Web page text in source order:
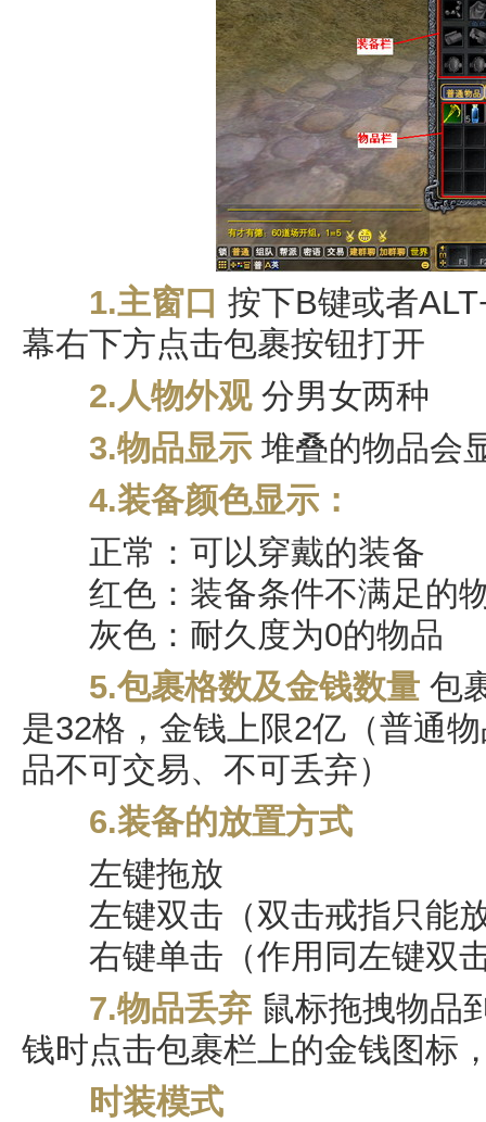
1.主窗口 按下B键或者
幕右下方点击包裹按钮打开
2.人物外观分男女两种
3.物品显示 堆叠的物品会
4.装备颜色显示：
正常：可以穿戴的装备
红色：装备条件不满足的
灰色：耐久度为0的物品
5.包裹格数及金钱数量 包
是32格，金钱上限2亿（普通
品不可交易、不可丢弃）
6.装备的放置方式
左键拖放
左键双击（双击戒指只能
右键单击（作用同左键双
7.物品丢弃 鼠标拖拽物品
钱时点击包裹栏上的金钱图标
时装模式